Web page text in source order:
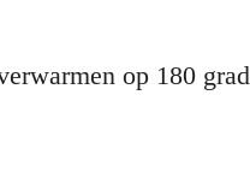
op 180